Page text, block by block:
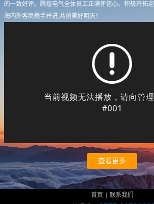
的一致好评。腾煌电气全体员工正满怀信心、积极开拓
海内外客商携手并进,共创美好明天！
查看更多
首页
联系我们